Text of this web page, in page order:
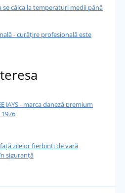
se călca la temperaturi medii până
- curățire profesională este
JAYS - marca daneză premium
zilelor fierbinți de vară
siguranță